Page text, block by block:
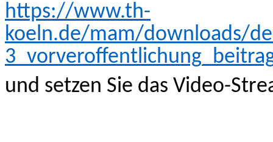
https://www.th-
koeln.de/mam/downloads/
und setzen Sie das Video-